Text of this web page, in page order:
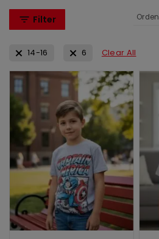
Filter
14-16 6 Clear All